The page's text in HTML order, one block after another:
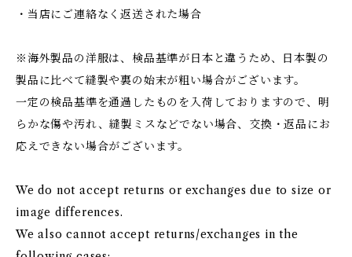
・当店にご連絡なく返送された場合
※海外製品の洋服は、検品基準が日本と違うため、日本製の
製品に比べて縫製や裏の始末が粗い場合がございます。
一定の検品基準を通過したものを入荷しておりますので、明
らかな傷や汚れ、縫製ミスなどでない場合、交換・返品にお
応えできない場合がございます。
We do not accept returns or exchanges due to size or
image differences.
We also cannot accept returns/exchanges in the